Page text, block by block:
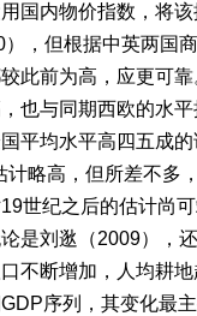
国内物价指数，将
，但根据中英两国
此前为高，应更可
也与同期西欧的水
平均水平高四五成
略高，但所差不多
纪之后的估计尚可
是刘逖（2009），
不断增加，人均耕
序列，其变化最